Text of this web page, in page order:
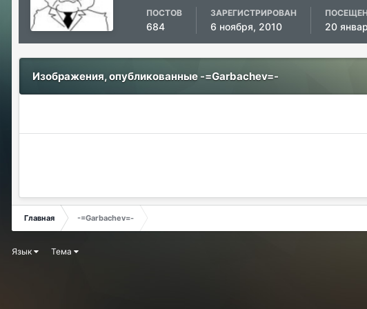
ПОСТОВ
684
ЗАРЕГИСТРИРОВАН
6 ноября, 2010 20
Изображения, опубликованные -=Garbachev=-
Главная -=Garbachev=-
Язык Тема